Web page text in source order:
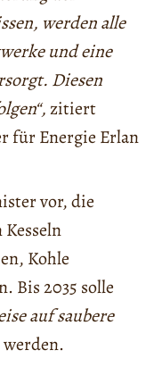
werden alle
und eine
Diesen
“,zitiert
für Energie Erlan
vor, die
Kohle
Bis 2035 solle
auf saubere